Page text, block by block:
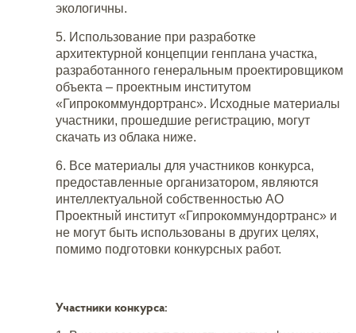
экологичны.
5. Использование при разработке
архитектурной концепции генплана участка,
разработанного генеральным проектировщиком
объекта – проектным институтом
«Гипрокоммундортранс». Исходные материалы
участники, прошедшие регистрацию, могут
скачать из облака ниже.
6. Все материалы для участников конкурса,
предоставленные организатором, являются
интеллектуальной собственностью АО
Проектный институт «Гипрокоммундортранс» и
не могут быть использованы в других целях,
помимо подготовки конкурсных работ.
Участники конкурса: